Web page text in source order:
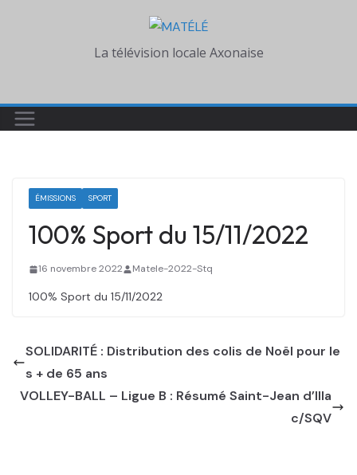
La télévision locale Axonaise
ÉMISSIONS SPORT
100% Sport du 15/11/2022
16 novembre 2022 Matele-2022-Stq
100% Sport du 15/11/2022
SOLIDARITÉ : Distribution des colis de Noël pour le
s + de 65 ans
VOLLEY-BALL – Ligue B : Résumé Saint-Jean d’Illa
c/SQV